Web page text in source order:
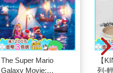
The Super Mario
Galaxy Movie:
【
列-